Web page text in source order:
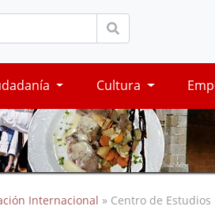
Cultura
Internacional » Centro de Estudios